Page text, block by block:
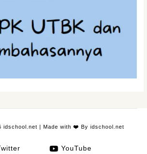
idschool.net | Made with ❤️ By idschool.net
YouTube